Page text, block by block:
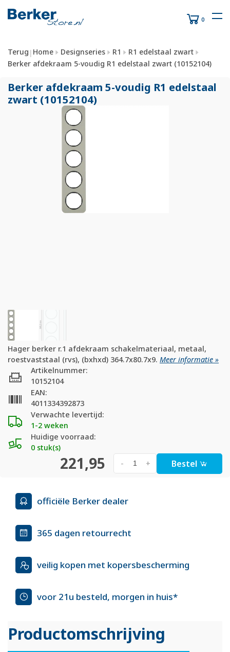
0
Terug | Home Designseries R1
R1 edelstaal zwart
Berker afdekraam 5-voudig R1 edelstaal zwart (10152104)
Berker afdekraam 5-voudig R1 edelstaal
zwart (10152104)
Hager berker r.1 afdekraam schakelmateriaal, metaal,
roestvaststaal (rvs), (bxhxd) 364.7x80.7x9. Meer informatie »
Verwachte levertijd:
1-2 weken
Huidige voorraad:
0 stuk(s)
Artikelnummer:
10152104
EAN:
4011334392873
221,95 +
- Bestel
officiële Berker dealer
365 dagen retourrecht
veilig kopen met kopersbescherming
voor 21u besteld, morgen in huis*
Productomschrijving